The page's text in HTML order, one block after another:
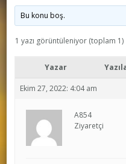
Bu konu boş.
1 yazı görüntüleniyor (toplam 1)
Yazar
Ekim 27, 2022: 4:04 am
A854
Ziyaretçi